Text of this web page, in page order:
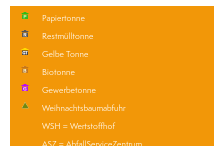
Papiertonne
Restmülltonne
Gelbe Tonne
Biotonne
Gewerbetonne
Weihnachtsbaumabfuhr
WSH = Wertstoffhof